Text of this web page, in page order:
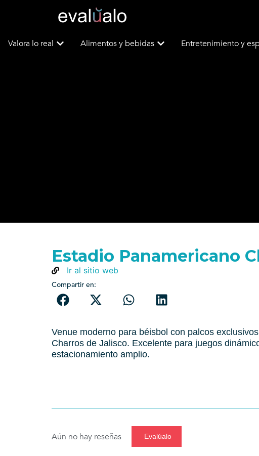
Valora lo real Alimentos y bebidas Entretenimiento y
Estadio Panamericano
Ir al sitio web
Compartir en:
Venue moderno para béisbol con palcos
Charros de Jalisco. Excelente para juegos
estacionamiento amplio.
Aún no hay reseñas Evalúalo